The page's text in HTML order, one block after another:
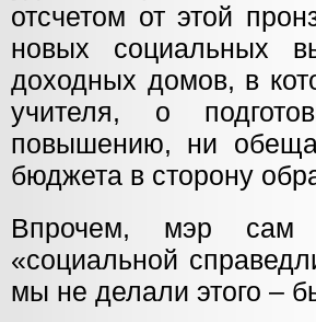
отсчетом от этой
новых социальных
доходных домов, в
учителя, о
повышению, ни
бюджета в сторону
Впрочем, мэр сам
«социальной
мы не делали этого –